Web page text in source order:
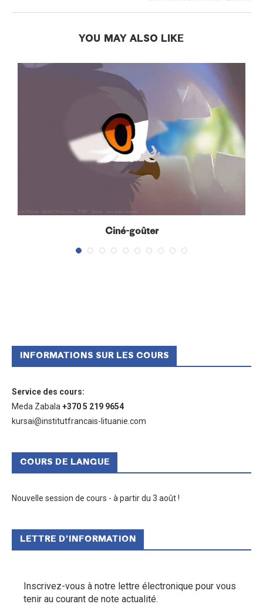
YOU MAY ALSO LIKE
Ciné-goûter
INFORMATIONS SUR LES COURS
Service des cours:
Meda Zabala +370 5 219 9654
kursai@institutfrancais-lituanie.com
COURS DE LANGUE
Nouvelle session de cours - à partir du 3 août !
LETTRE D’INFORMATION
Inscrivez-vous à notre lettre électronique pour vous
tenir au courant de note actualité.